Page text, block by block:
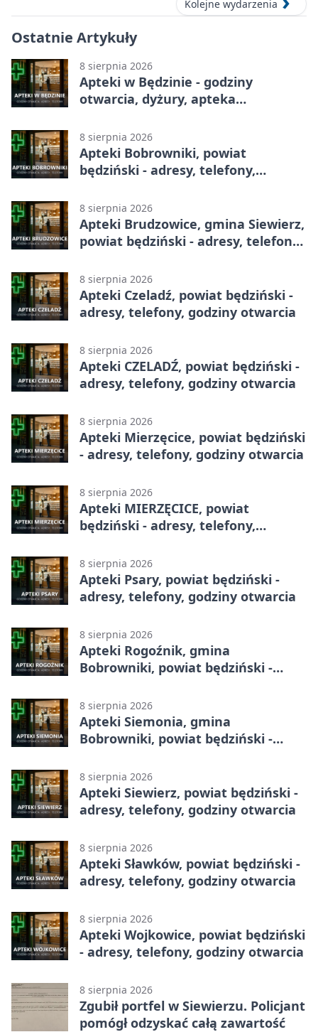
Kolejne wydarzenia
Ostatnie Artykuły
8 sierpnia 2026
Apteki w Będzinie - godziny
otwarcia, dyżury, apteka
8 sierpnia 2026
Apteki Bobrowniki, powiat
będziński - adresy, telefony,
8 sierpnia 2026
Apteki Brudzowice, gmina Siewierz,
powiat będziński - adresy, telefony,
8 sierpnia 2026
Apteki Czeladź, powiat będziński -
adresy, telefony, godziny otwarcia
8 sierpnia 2026
Apteki CZELADŹ, powiat będziński -
adresy, telefony, godziny otwarcia
8 sierpnia 2026
Apteki Mierzęcice, powiat będziński
- adresy, telefony, godziny otwarcia
8 sierpnia 2026
Apteki MIERZĘCICE, powiat
będziński - adresy, telefony,
8 sierpnia 2026
Apteki Psary, powiat będziński -
adresy, telefony, godziny otwarcia
8 sierpnia 2026
Apteki Rogoźnik, gmina
Bobrowniki, powiat będziński -
8 sierpnia 2026
Apteki Siemonia, gmina
Bobrowniki, powiat będziński -
8 sierpnia 2026
Apteki Siewierz, powiat będziński -
adresy, telefony, godziny otwarcia
8 sierpnia 2026
Apteki Sławków, powiat będziński -
adresy, telefony, godziny otwarcia
8 sierpnia 2026
Apteki Wojkowice, powiat będziński
- adresy, telefony, godziny otwarcia
8 sierpnia 2026
Zgubił portfel w Siewierzu. Policjant
pomógł odzyskać całą zawartość